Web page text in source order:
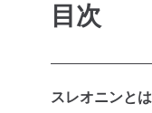
目次
スレオニンとは